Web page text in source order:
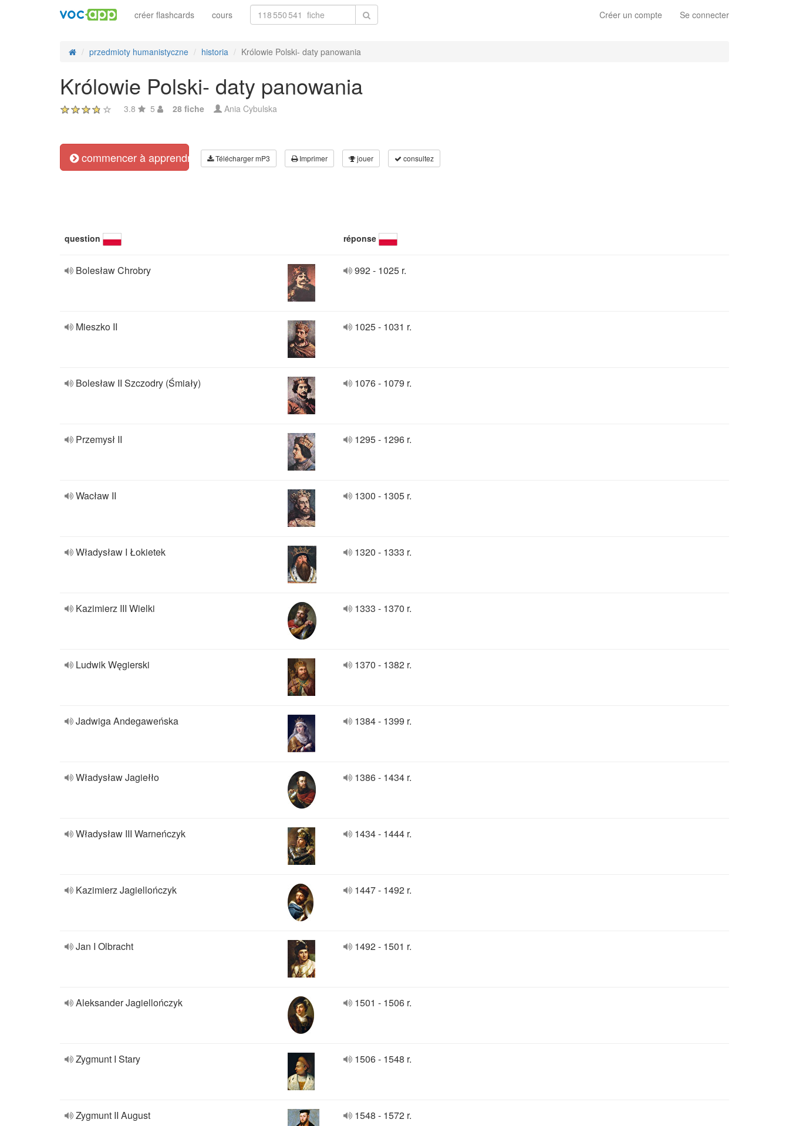
Créer un compte Se connecter
créer flashcards cours
przedmioty humanistyczne historia Królowie Polski- daty panowania
Królowie Polski- daty panowania
3.8 5 28 fiche Ania Cybulska
commencer à apprendre Télécharger mP3 Imprimer jouer consultez
question réponse
Bolesław Chrobry 992 - 1025 r.
Mieszko II 1025 - 1031 r.
Bolesław II Szczodry (Śmiały) 1076 - 1079 r.
Przemysł II 1295 - 1296 r.
Wacław II 1300 - 1305 r.
Władysław I Łokietek 1320 - 1333 r.
Kazimierz III Wielki 1333 - 1370 r.
Ludwik Węgierski 1370 - 1382 r.
Jadwiga Andegaweńska 1384 - 1399 r.
Władysław Jagiełło 1386 - 1434 r.
Władysław III Warneńczyk 1434 - 1444 r.
Kazimierz Jagiellończyk 1447 - 1492 r.
Jan I Olbracht 1492 - 1501 r.
Aleksander Jagiellończyk 1501 - 1506 r.
Zygmunt I Stary 1506 - 1548 r.
Zygmunt II August 1548 - 1572 r.